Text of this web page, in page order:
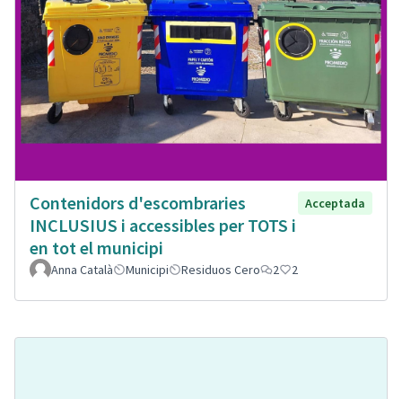
Contenidors d'escombraries
INCLUSIUS i accessibles per TOTS i
en tot el municipi
Acceptada
Anna Català Municipi Residuos Cero 2 2